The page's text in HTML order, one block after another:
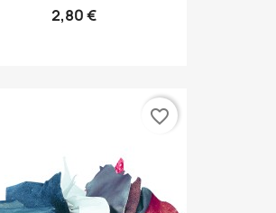
2,80 €
favorite_border